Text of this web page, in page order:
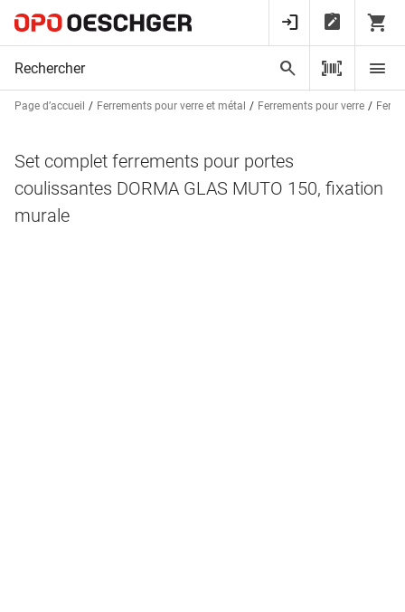
Page d’accueil Ferrements pour verre et métal Ferrements pour verre
Set complet ferrements pour portes
coulissantes DORMA GLAS MUTO 150, fixation
murale